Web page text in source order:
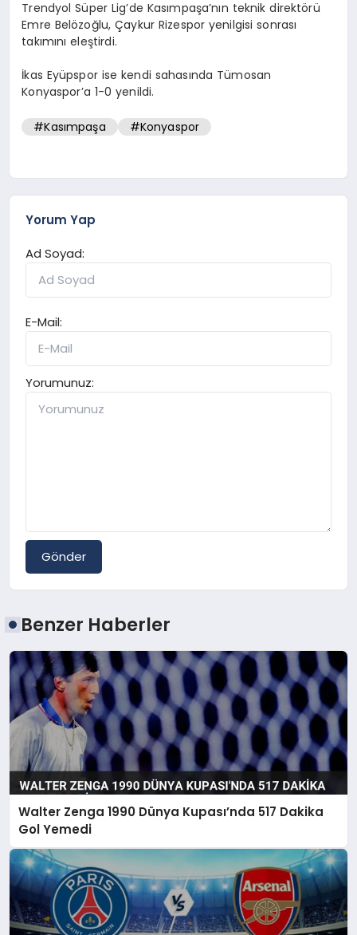
Trendyol Süper Lig’de Kasımpaşa’nın teknik direktörü
Emre Belözoğlu, Çaykur Rizespor yenilgisi sonrası
takımını eleştirdi.
İkas Eyüpspor ise kendi sahasında Tümosan
Konyaspor’a 1-0 yenildi.
#Kasımpaşa #Konyaspor
Yorum Yap
Ad Soyad:
E-Mail:
Yorumunuz:
Gönder
Benzer Haberler
Walter Zenga 1990 Dünya Kupası’nda 517 Dakika
Gol Yemedi